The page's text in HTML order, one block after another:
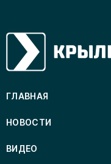
ГЛАВНАЯ
НОВОСТИ
ВИДЕО